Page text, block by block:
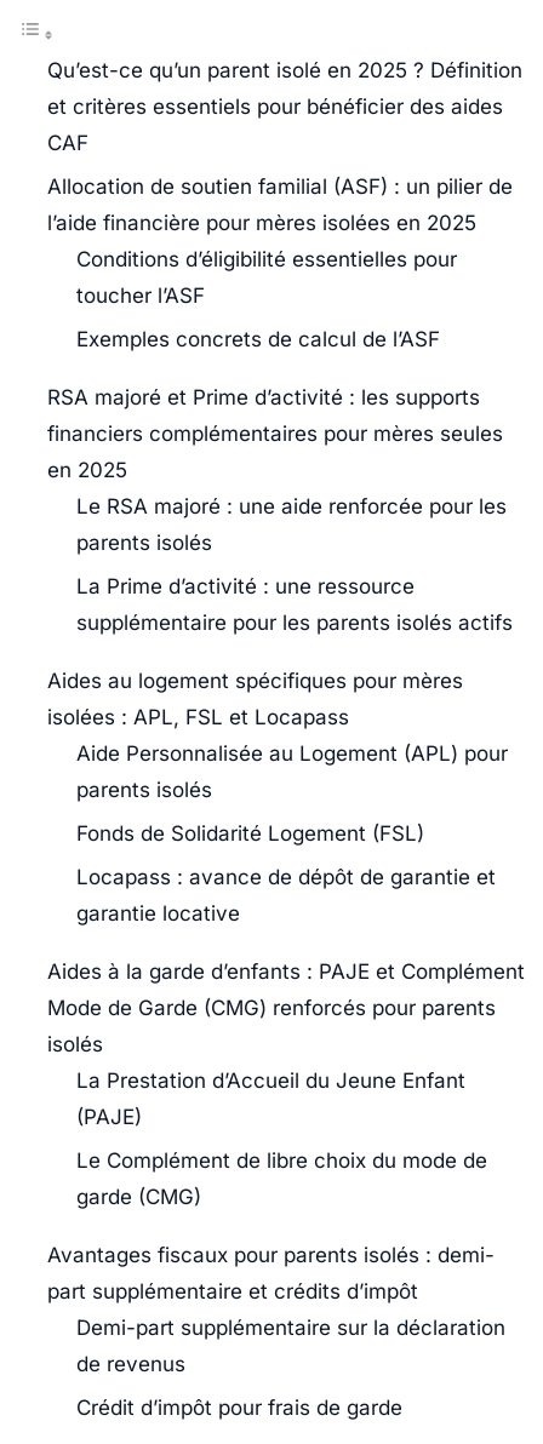
Qu’est-ce qu’un parent isolé en 2025 ? Définition
et critères essentiels pour bénéficier des aides
CAF
Allocation de soutien familial (ASF) : un pilier de
l’aide financière pour mères isolées en 2025
Conditions d’éligibilité essentielles pour
toucher l’ASF
Exemples concrets de calcul de l’ASF
RSA majoré et Prime d’activité : les supports
financiers complémentaires pour mères seules
en 2025
Le RSA majoré : une aide renforcée pour les
parents isolés
La Prime d’activité : une ressource
supplémentaire pour les parents isolés actifs
Aides au logement spécifiques pour mères
isolées : APL, FSL et Locapass
Aide Personnalisée au Logement (APL) pour
parents isolés
Fonds de Solidarité Logement (FSL)
Locapass : avance de dépôt de garantie et
garantie locative
Aides à la garde d’enfants : PAJE et Complément
Mode de Garde (CMG) renforcés pour parents
isolés
La Prestation d’Accueil du Jeune Enfant
(PAJE)
Le Complément de libre choix du mode de
garde (CMG)
Avantages fiscaux pour parents isolés : demi-
part supplémentaire et crédits d’impôt
Demi-part supplémentaire sur la déclaration
de revenus
Crédit d’impôt pour frais de garde